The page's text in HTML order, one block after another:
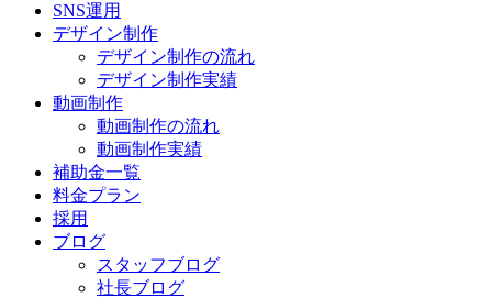
SNS運用
デザイン制作
デザイン制作の流れ
デザイン制作実績
動画制作
動画制作の流れ
動画制作実績
補助金一覧
料金プラン
採用
ブログ
スタッフブログ
社長ブログ